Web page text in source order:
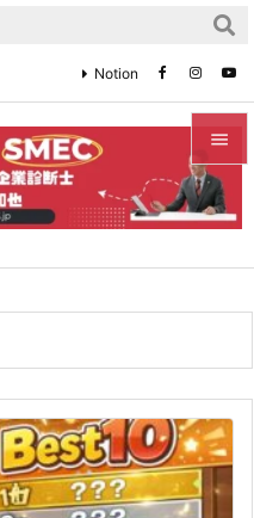


メニュ


次へ

検索
Notion